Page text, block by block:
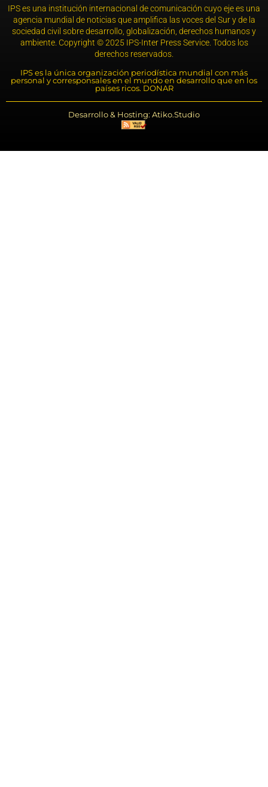
IPS es una institución internacional de comunicación cuyo eje es una
agencia mundial de noticias que amplifica las voces del Sur y de la
sociedad civil sobre desarrollo, globalización, derechos humanos y
ambiente. Copyright © 2025 IPS-Inter Press Service. Todos los
derechos reservados.
IPS es la única organización periodística mundial con más
personal y corresponsales en el mundo en desarrollo que en los
países ricos. DONAR
Desarrollo & Hosting: Atiko.Studio